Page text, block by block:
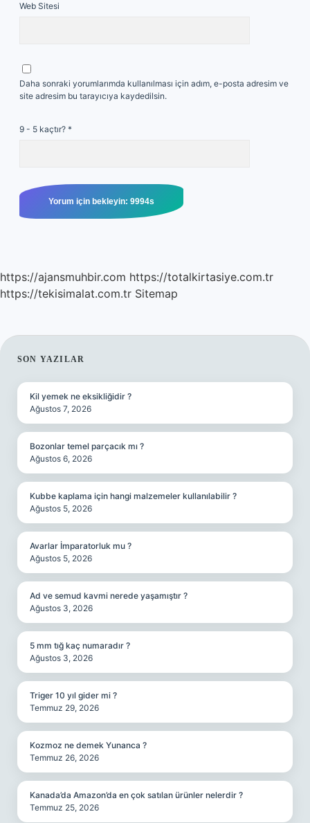
Web Sitesi
Daha sonraki yorumlarımda kullanılması için adım, e-posta adresim ve
site adresim bu tarayıcıya kaydedilsin.
9 - 5 kaçtır? *
https://ajansmuhbir.com https://totalkirtasiye.com.tr
https://tekisimalat.com.tr Sitemap
SIDEBAR
SON YAZILAR
Kil yemek ne eksikliğidir ?
Ağustos 7, 2026
Bozonlar temel parçacık mı ?
Ağustos 6, 2026
Kubbe kaplama için hangi malzemeler kullanılabilir ?
Ağustos 5, 2026
Avarlar İmparatorluk mu ?
Ağustos 5, 2026
Ad ve semud kavmi nerede yaşamıştır ?
Ağustos 3, 2026
5 mm tığ kaç numaradır ?
Ağustos 3, 2026
Triger 10 yıl gider mi ?
Temmuz 29, 2026
Kozmoz ne demek Yunanca ?
Temmuz 26, 2026
Kanada’da Amazon’da en çok satılan ürünler nelerdir ?
Temmuz 25, 2026